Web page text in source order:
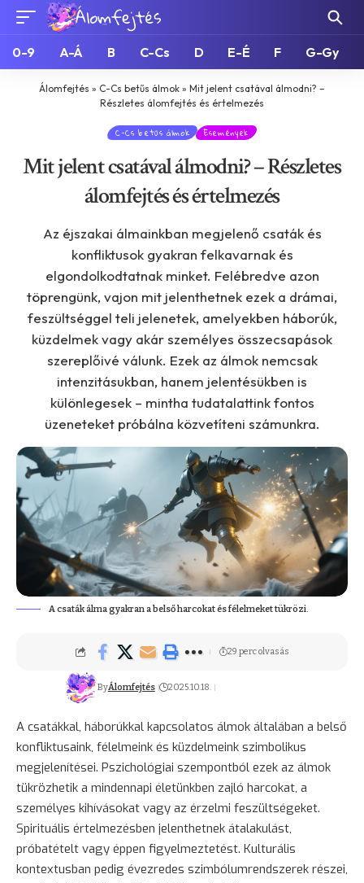
0-9 A-Á B C-Cs D E-É F G-Gy
Álomfejtés » C-Cs betűs álmok » Mit jelent csatával álmodni? –
Részletes álomfejtés és értelmezés
C-Cs betűs álmok Események
Mit jelent csatával álmodni? – Részletes
álomfejtés és értelmezés
Az éjszakai álmainkban megjelenő csaták és
konfliktusok gyakran felkavarnak és
elgondolkodtatnak minket. Felébredve azon
töprengünk, vajon mit jelenthetnek ezek a drámai,
feszültséggel teli jelenetek, amelyekben háborúk,
küzdelmek vagy akár személyes összecsapások
szereplőivé válunk. Ezek az álmok nemcsak
intenzitásukban, hanem jelentésükben is
különlegesek – mintha tudatalattink fontos
üzeneteket próbálna közvetíteni számunkra.
A csaták álma gyakran a belső harcokat és félelmeket tükrözi.
ByÁlomfejtés 2025.10.18.
29 perc olvasás
A csatákkal, háborúkkal kapcsolatos álmok általában a belső
konfliktusaink, félelmeink és küzdelmeink szimbolikus
megjelenítései. Pszichológiai szempontból ezek az álmok
tükrözhetik a mindennapi életünkben zajló harcokat, a
személyes kihívásokat vagy az érzelmi feszültségeket.
Spirituális értelmezésben jelenthetnek átalakulást,
próbatételt vagy éppen figyelmeztetést. Kulturális
kontextusban pedig évezredes szimbólumrendszerek részei,